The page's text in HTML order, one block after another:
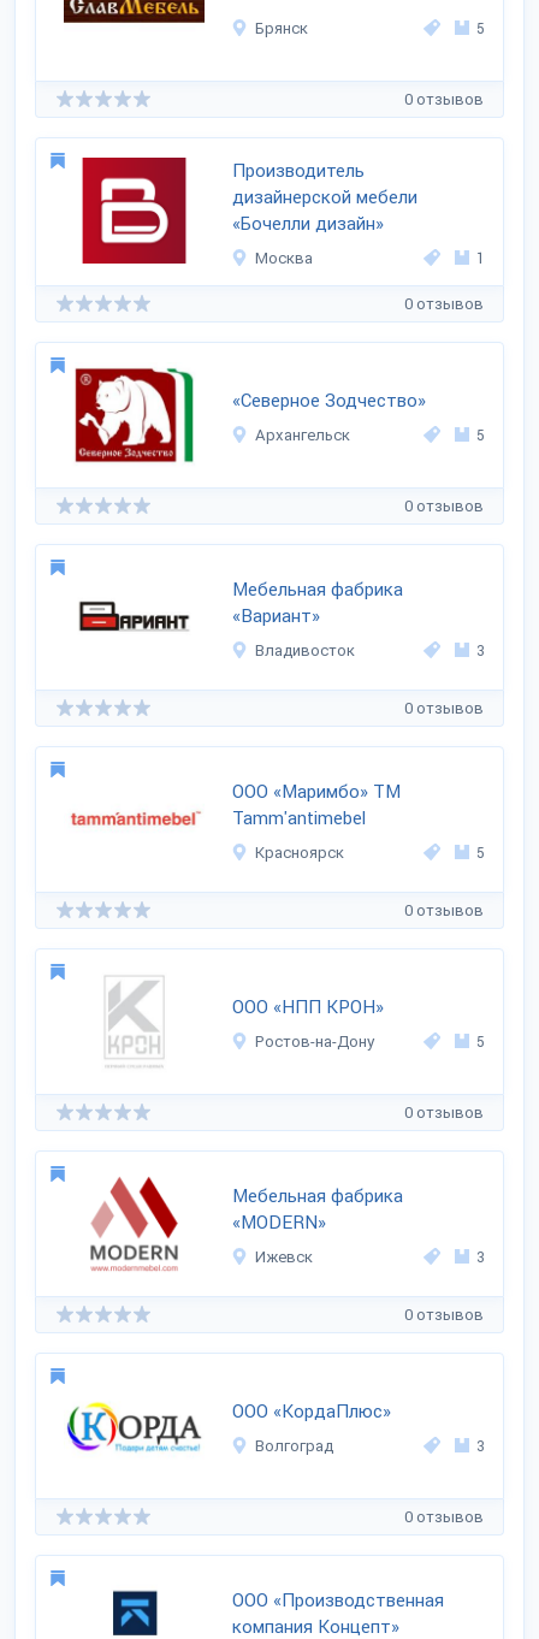
Брянск 5
0 отзывов
Производитель
дизайнерской мебели
«Бочелли дизайн»
Москва 1
0 отзывов
«Северное Зодчество»
Архангельск 5
0 отзывов
Мебельная фабрика
«Вариант»
Владивосток 3
0 отзывов
ООО «Маримбо» ТМ
Tamm'antimebel
Красноярск 5
0 отзывов
ООО «НПП КРОН»
Ростов-на-Дону 5
0 отзывов
Мебельная фабрика
«MODERN»
Ижевск 3
0 отзывов
ООО «КордаПлюс»
Волгоград 3
0 отзывов
ООО «Производственная
компания Концепт»